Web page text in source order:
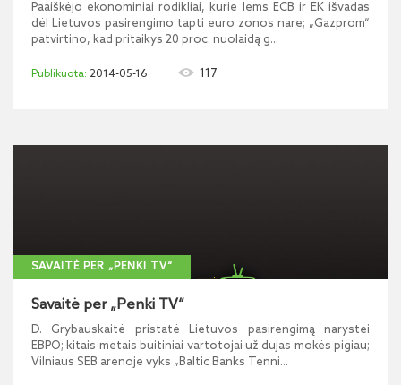
Paaiškėjo ekonominiai rodikliai, kurie lems ECB ir EK išvadas
dėl Lietuvos pasirengimo tapti euro zonos nare; „Gazprom“
patvirtino, kad pritaikys 20 proc. nuolaidą g...
2014-05-16 117
SAVAITĖ PER „PENKI TV“
Savaitė per „Penki TV“
D. Grybauskaitė pristatė Lietuvos pasirengimą narystei
EBPO; kitais metais buitiniai vartotojai už dujas mokės pigiau;
Vilniaus SEB arenoje vyks „Baltic Banks Tenni...